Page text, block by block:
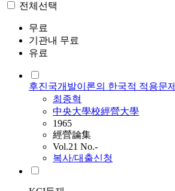
전체선택
무료
기관내 무료
유료
후진국개발이론의 한국적 적용문제
최종혁
中央大學校經營大學
1965
經營論集
Vol.21 No.-
복사/대출신청